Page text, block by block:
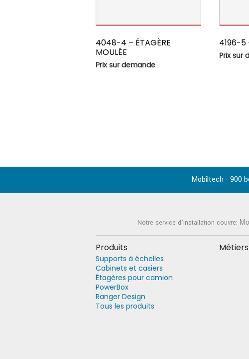
4048-4 – ÉTAGÈRE
MOULÉE
Prix sur demande
4196-5
Prix sur
Mobiltech - 900
Notre service d'installation couvre:
Produits
Supports à échelles
Cabinets et casiers
Étagères pour camion
PowerBox
Ranger Design
Tous les produits
Métiers